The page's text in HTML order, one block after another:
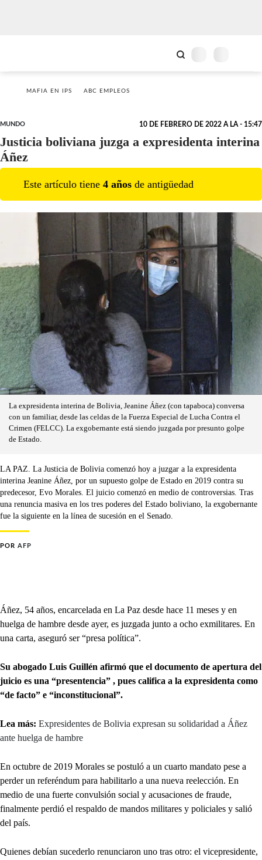
MAFIA EN IPS ABC EMPLEOS
MUNDO 10 DE FEBRERO DE 2022 A LA - 15:47
Justicia boliviana juzga a expresidenta interina
Áñez
Este artículo tiene 4 años de antigüedad
La expresidenta interina de Bolivia, Jeanine Áñez (con tapaboca) conversa
con un familiar, desde las celdas de la Fuerza Especial de Lucha Contra el
Crimen (FELCC). La exgobernante está siendo juzgada por presunto golpe
de Estado.
LA PAZ. La Justicia de Bolivia comenzó hoy a juzgar a la expresidenta
interina Jeanine Áñez, por un supuesto golpe de Estado en 2019 contra su
predecesor, Evo Morales. El juicio comenzó en medio de controversias. Tras
una renuncia masiva en los tres poderes del Estado boliviano, la exgobernante
fue la siguiente en la línea de sucesión en el Senado.
POR AFP
Áñez, 54 años, encarcelada en La Paz desde hace 11 meses y en
huelga de hambre desde ayer, es juzgada junto a ocho exmilitares. En
una carta, aseguró ser “presa política”.
Su abogado Luis Guillén afirmó que el documento de apertura del
juicio es una “presentencia” , pues califica a la expresidenta como
“de facto” e “inconstitucional”.
Lea más: Expresidentes de Bolivia expresan su solidaridad a Áñez
ante huelga de hambre
En octubre de 2019 Morales se postuló a un cuarto mandato pese a
perder un referéndum para habilitarlo a una nueva reelección. En
medio de una fuerte convulsión social y acusaciones de fraude,
finalmente perdió el respaldo de mandos militares y policiales y salió
del país.
Quienes debían sucederlo renunciaron uno tras otro: el vicepresidente,